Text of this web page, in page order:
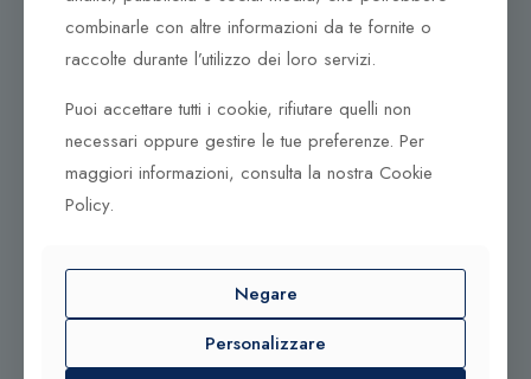
© 2025 Gioielleria Bandiera
P.IVA:01235880885 | Sito realizzato daBSS SRL
combinarle con altre informazioni da te fornite o
raccolte durante l’utilizzo dei loro servizi.
Puoi accettare tutti i cookie, rifiutare quelli non
necessari oppure gestire le tue preferenze. Per
maggiori informazioni, consulta la nostra Cookie
Policy.
Negare
Personalizzare